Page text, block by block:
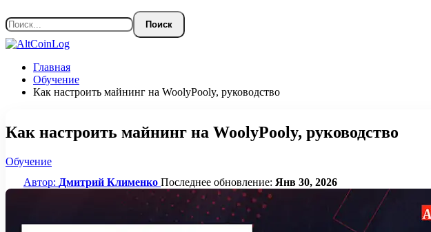
Главная
Обучение
Как настроить майнинг на WoolyPooly, руководство
Как настроить майнинг на WoolyPooly, руководство
Обучение
Автор: Дмитрий Клименко Последнее обновление: Янв 30, 2026